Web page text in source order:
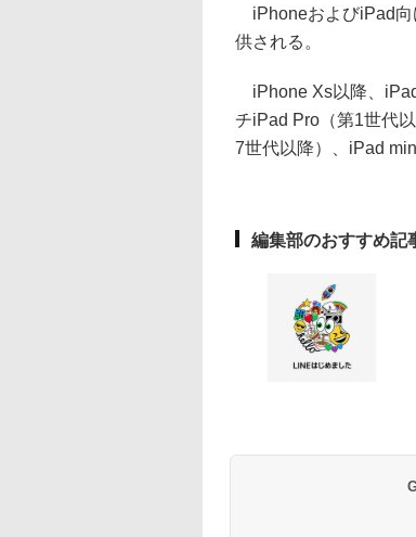
iPhoneおよびiPad向
供される。
iPhone Xs以降、
チiPad Pro（第1世代
7世代以降）、iPad
編集部のおすすめ記